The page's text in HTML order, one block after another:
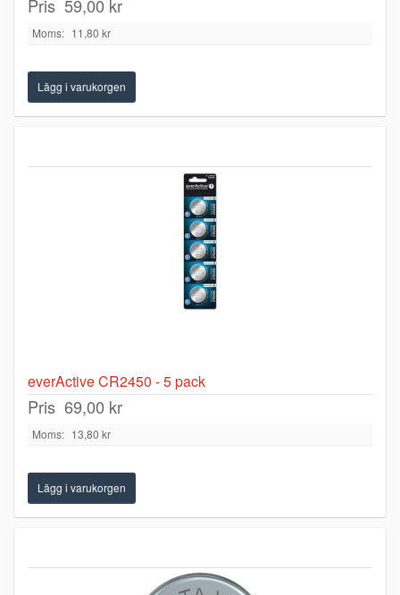
Pris 59,00 kr
Moms: 11,80 kr
everActive CR2450 - 5 pack
Pris 69,00 kr
Moms: 13,80 kr